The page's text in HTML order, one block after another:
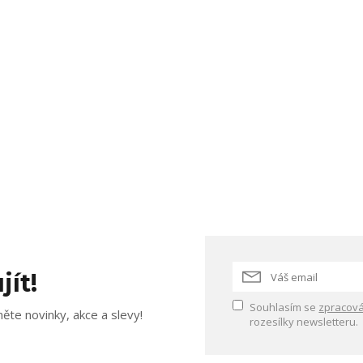
novinky, akce a slevy! Souhlasím se
rozesílky newsletteru.